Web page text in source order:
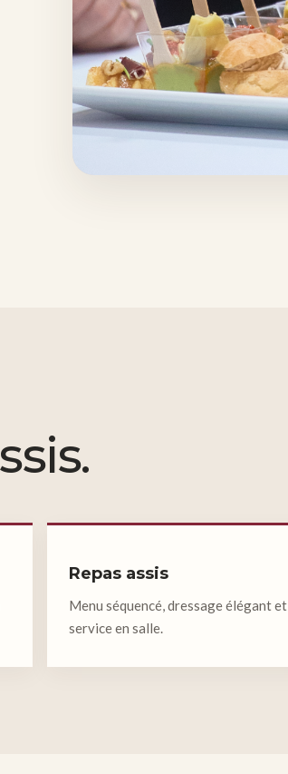
Repas assis
Menu séquencé, dressage élégant et
service en salle.